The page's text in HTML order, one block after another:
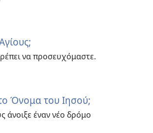
να προσευχόμαστε.
Όνομα του Ιησού;
άνοιξε έναν νέο δρόμο